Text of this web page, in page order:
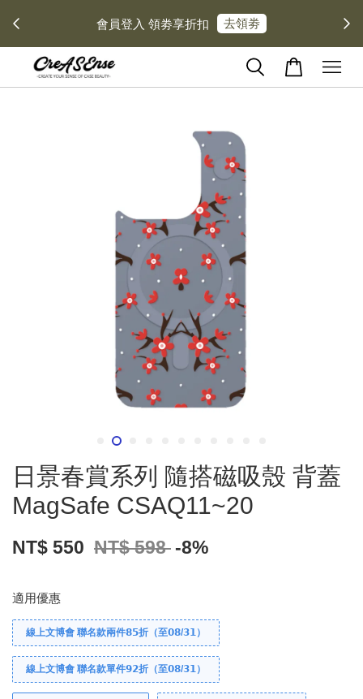
會員登入 領劵享折扣 去領劵
日景春賞系列 隨搭磁吸殼 背蓋
MagSafe CSAQ11~20
NT$ 550 NT$ 598 -8%
適用優惠
線上文博會 聯名款兩件𝟴𝟱折（至𝟬𝟴/𝟯𝟭）
線上文博會 聯名款單件𝟵𝟮折（至𝟬𝟴/𝟯𝟭）